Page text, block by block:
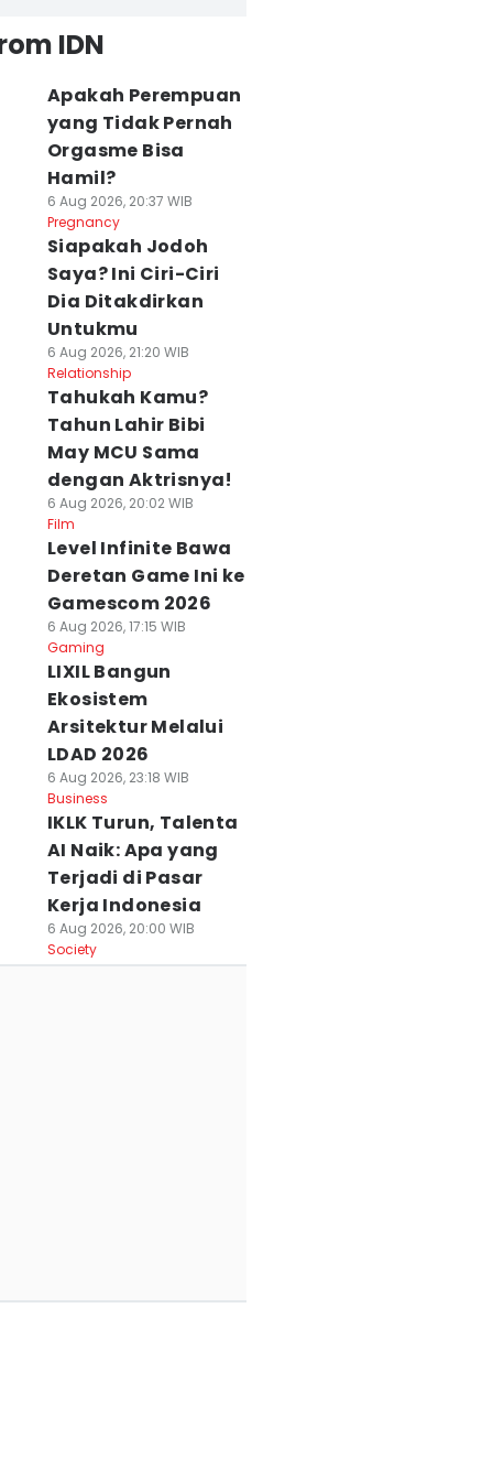
IDN
Apakah Perempuan
yang Tidak Pernah
Orgasme Bisa
Hamil?
6 Aug 2026, 20:37 WIB
Pregnancy
Siapakah Jodoh
Saya? Ini Ciri-Ciri
Dia Ditakdirkan
Untukmu
6 Aug 2026, 21:20 WIB
Relationship
Tahukah Kamu?
Tahun Lahir Bibi
May MCU Sama
dengan Aktrisnya!
6 Aug 2026, 20:02 WIB
Film
Level Infinite Bawa
Deretan Game Ini ke
Gamescom 2026
6 Aug 2026, 17:15 WIB
Gaming
LIXIL Bangun
Ekosistem
Arsitektur Melalui
LDAD 2026
6 Aug 2026, 23:18 WIB
Business
IKLK Turun, Talenta
AI Naik: Apa yang
Terjadi di Pasar
Kerja Indonesia
6 Aug 2026, 20:00 WIB
Society